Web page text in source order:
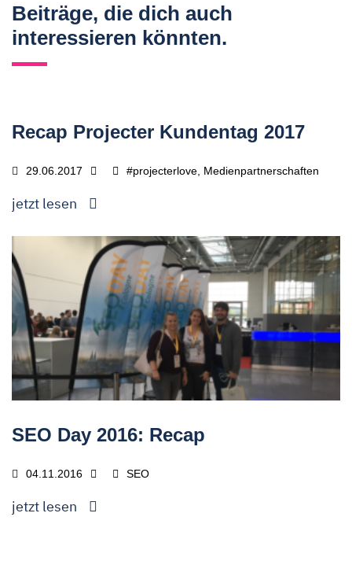
Beiträge, die dich auch
interessieren könnten.
Recap Projecter Kundentag 2017
29.06.2017 #projecterlove, Medienpartnerschaften
jetzt lesen
SEO Day 2016: Recap
04.11.2016 SEO
jetzt lesen